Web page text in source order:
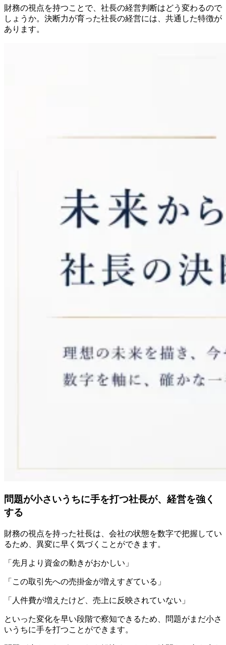
財務の視点を持つことで、社長の経営判断はどう変わるので
しょうか。決断力が育った社長の経営には、共通した特徴が
あります。
問題が小さいうちに手を打つ社長が、経営を強く
する
財務の視点を持った社長は、会社の状態を数字で把握してい
るため、異変に早く気づくことができます。
「先月より資金の動きがおかしい」
「この取引先への売掛金が増えすぎている」
「人件費が増えたけど、売上に反映されていない」
といった変化を早い段階で察知できるため、問題がまだ小さ
いうちに手を打つことができます。